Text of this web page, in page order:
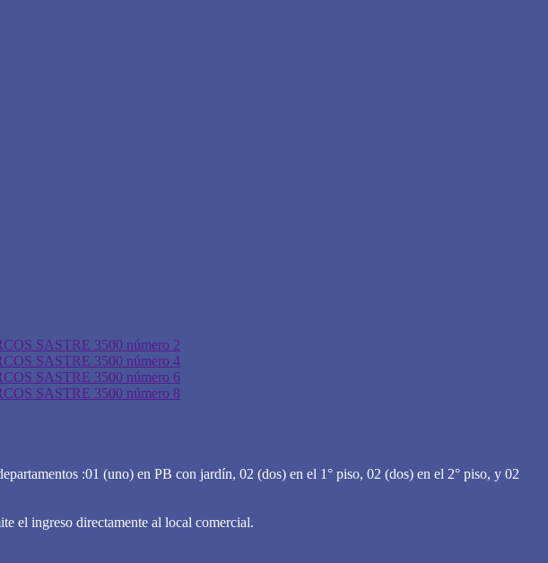
:01 (uno) en PB con jardín, 02 (dos) en el 1° piso, 02 (dos) en el 2° piso, y 02
el ingreso directamente al local comercial.